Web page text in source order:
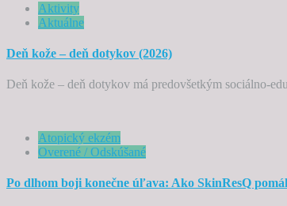
Aktivity
Aktuálne
Deň kože – deň dotykov (2026)
Deň kože – deň dotykov má predovšetkým sociálno-
Atopický ekzém
Overené / Odskúšané
Po dlhom boji konečne úľava: Ako SkinResQ